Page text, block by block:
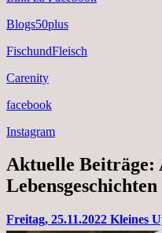
Blogs50plus
FischundFleisch
Carenity
facebook
Instagram
Aktuelle Beiträge:
Lebensgeschichten
Freitag, 25.11.2022 Kleines